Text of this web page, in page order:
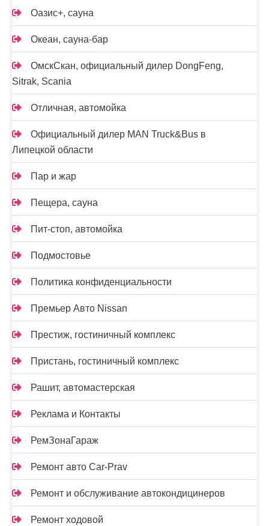
Оазис+, сауна
Океан, сауна-бар
ОмскСкан, официальный дилер DongFeng,
Sitrak, Scania
Отличная, автомойка
Официальный дилер MAN Truck&Bus в
Липецкой области
Пар и жар
Пещера, сауна
Пит-стоп, автомойка
Подмостовье
Политика конфиденциальности
Премьер Авто Nissan
Престиж, гостиничный комплекс
Пристань, гостиничный комплекс
Рашит, автомастерская
Реклама и Контакты
РемЗонаГараж
Ремонт авто Car-Prav
Ремонт и обслуживание автокондицинеров
Ремонт ходовой